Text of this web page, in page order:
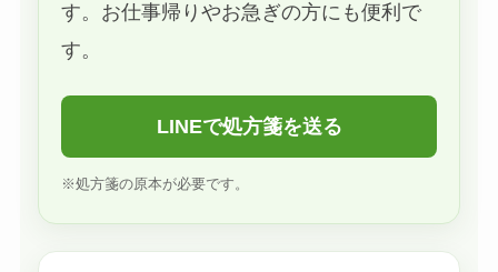
す。お仕事帰りやお急ぎの方にも便利で
す。
LINEで処方箋を送る
※処方箋の原本が必要です。